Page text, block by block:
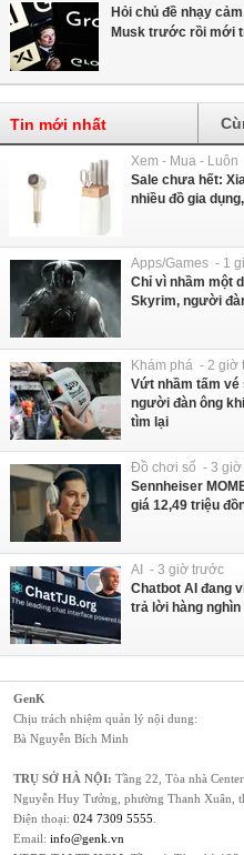
Hỏi chủ đề nhạy
Musk trước rồi mới
Tin mới nhất
Xem - Mua -
Sale chưa hết:
nhiều đồ gia
Apps/Games - 1
Chỉ vì nhầm một
Skyrim, người
Khám phá - 2 giờ
Vứt nhầm tấm vé
người đàn ông
tìm lại
Đồ chơi số - 3 giờ
Sennheiser
giá 12,49 triệu
AI - 3 giờ trước
Chatbot AI đang
trả lời hàng nghìn
GenK
Chịu trách nhiệm quản lý nội dung:
Bà Nguyễn Bích Minh
TRỤ SỞ HÀ NỘI: Tầng 22, Tòa nhà
Nguyễn Huy Tưởng, phường Thanh Xuân,
Điện thoại: 024 7309 5555
Email: info@genk.vn